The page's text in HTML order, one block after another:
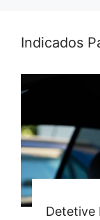
Indicados
Detetive